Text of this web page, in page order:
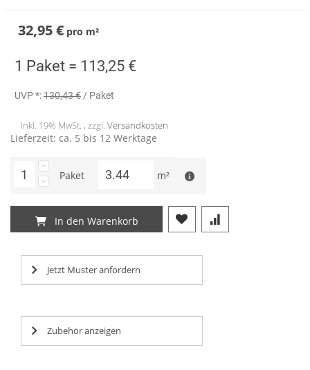
32,95 € pro m²
1 Paket = 113,25 €
UVP *:130,43 € / Paket
Inkl. 19% MwSt. , zzgl. Versandkosten
Lieferzeit: ca. 5 bis 12 Werktage
Paket m²
In den Warenkorb
Jetzt Muster anfordern
Zubehör anzeigen